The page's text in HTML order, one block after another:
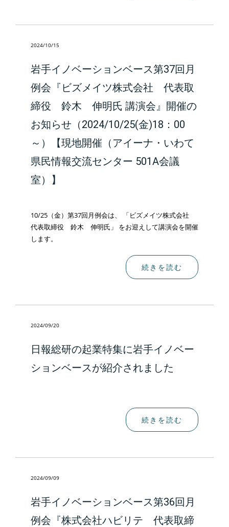
2024/10/15
岩手イノベーションベース第37回月
例会『ビズメイツ株式会社 代表取
締役 鈴木 伸明氏 講演会』開催の
お知らせ（2024/10/25(金)18：00
～）【現地開催（アイーナ・いわて
県民情報交流センター 501A会議
室）】
10/25（金）第37回月例会は、 「ビズメイツ株式会社
代表取締役 鈴木 伸明氏」 をお迎えして講演会を開催
します。
続きを読む
2024/09/20
日報総研の起業特集に岩手イノベー
ションベースが紹介されました
続きを読む
2024/09/09
岩手イノベーションベース第36回月
例会『株式会社ハビリテ 代表取締